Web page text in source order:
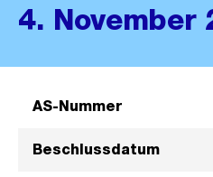
4. November
AS-Nummer
Beschlussdatum